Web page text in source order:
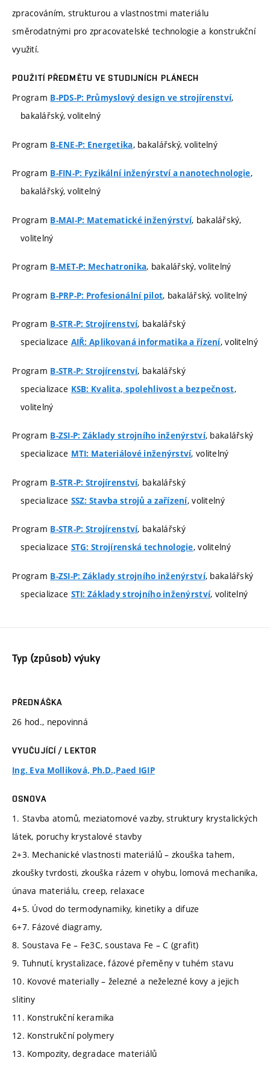
zpracováním, strukturou a vlastnostmi materiálu
směrodatnými pro zpracovatelské technologie a konstrukční
využití.
POUŽITÍ PŘEDMĚTU VE STUDIJNÍCH PLÁNECH
Program B-PDS-P: Průmyslový design ve strojírenství,
bakalářský, volitelný
Program B-ENE-P: Energetika, bakalářský, volitelný
Program B-FIN-P: Fyzikální inženýrství a nanotechnologie,
bakalářský, volitelný
Program B-MAI-P: Matematické inženýrství, bakalářský,
volitelný
Program B-MET-P: Mechatronika, bakalářský, volitelný
Program B-PRP-P: Profesionální pilot, bakalářský, volitelný
Program B-STR-P: Strojírenství, bakalářský
specializace AIŘ: Aplikovaná informatika a řízení, volitelný
Program B-STR-P: Strojírenství, bakalářský
specializace KSB: Kvalita, spolehlivost a bezpečnost,
volitelný
Program B-ZSI-P: Základy strojního inženýrství, bakalářský
specializace MTI: Materiálové inženýrství, volitelný
Program B-STR-P: Strojírenství, bakalářský
specializace SSZ: Stavba strojů a zařízení, volitelný
Program B-STR-P: Strojírenství, bakalářský
specializace STG: Strojírenská technologie, volitelný
Program B-ZSI-P: Základy strojního inženýrství, bakalářský
specializace STI: Základy strojního inženýrství, volitelný
Typ (způsob) výuky
PŘEDNÁŠKA
26 hod., nepovinná
VYUČUJÍCÍ / LEKTOR
Ing. Eva Molliková, Ph.D.,Paed IGIP
OSNOVA
1. Stavba atomů, meziatomové vazby, struktury krystalických
látek, poruchy krystalové stavby
2+3. Mechanické vlastnosti materiálů – zkouška tahem,
zkoušky tvrdosti, zkouška rázem v ohybu, lomová mechanika,
únava materiálu, creep, relaxace
4+5. Úvod do termodynamiky, kinetiky a difuze
6+7. Fázové diagramy,
8. Soustava Fe – Fe3C, soustava Fe – C (grafit)
9. Tuhnutí, krystalizace, fázové přeměny v tuhém stavu
10. Kovové materially – železné a neželezné kovy a jejich
slitiny
11. Konstrukční keramika
12. Konstrukční polymery
13. Kompozity, degradace materiálů